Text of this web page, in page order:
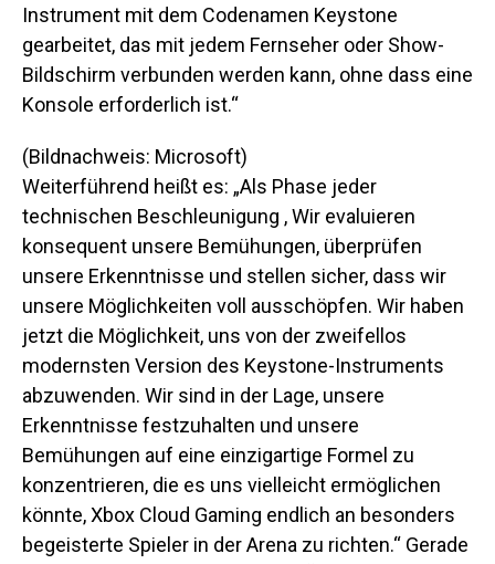
Instrument mit dem Codenamen Keystone
gearbeitet, das mit jedem Fernseher oder Show-
Bildschirm verbunden werden kann, ohne dass eine
Konsole erforderlich ist.“
(Bildnachweis: Microsoft)
Weiterführend heißt es: „Als Phase jeder
technischen Beschleunigung , Wir evaluieren
konsequent unsere Bemühungen, überprüfen
unsere Erkenntnisse und stellen sicher, dass wir
unsere Möglichkeiten voll ausschöpfen. Wir haben
jetzt die Möglichkeit, uns von der zweifellos
modernsten Version des Keystone-Instruments
abzuwenden. Wir sind in der Lage, unsere
Erkenntnisse festzuhalten und unsere
Bemühungen auf eine einzigartige Formel zu
konzentrieren, die es uns vielleicht ermöglichen
könnte, Xbox Cloud Gaming endlich an besonders
begeisterte Spieler in der Arena zu richten.“ Gerade